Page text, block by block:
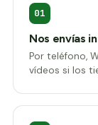
01
Nos envías
Por teléfono,
vídeos si los